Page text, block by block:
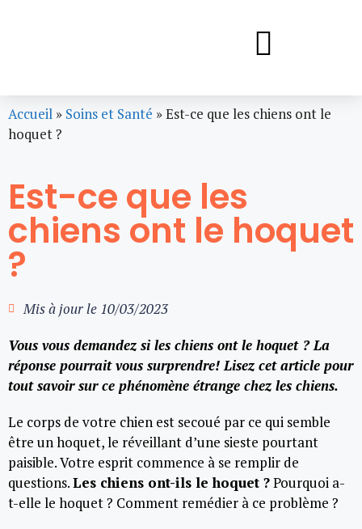
Accueil » Soins et Santé »Est-ce que les chiens ont le
hoquet ?
Est-ce que les
chiens ont le hoquet
?
Mis à jour le 10/03/2023
Vous vous demandez si les chiens ont le hoquet ? La
réponse pourrait vous surprendre! Lisez cet article pour
tout savoir sur ce phénomène étrange chez les chiens.
Le corps de votre chien est secoué par ce qui semble
être un hoquet, le réveillant d’une sieste pourtant
paisible. Votre esprit commence à se remplir de
questions.Les chiens ont-ils le hoquet ?Pourquoi a-
t-elle le hoquet ? Comment remédier à ce problème ?